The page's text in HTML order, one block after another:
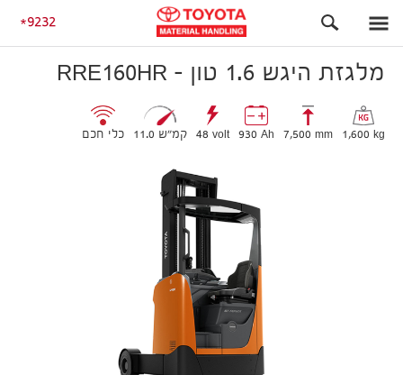
9232 בתוך / מחוץ למבנה מלגזת היגש 1.6 טון – RRE160HR
מלגזת היגש 1.6 טון – RRE160HR
1,600 kg
7,500 mm
930 Ah
48 volt 11.0 קמ״ש כלי חכם